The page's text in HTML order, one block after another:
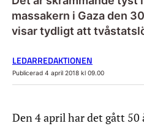
massakern i Gaza den
visar tydligt att
LEDARREDAKTIONEN
Publicerad 4 april 2018 kl 09.00
Den 4 april har det gått 50